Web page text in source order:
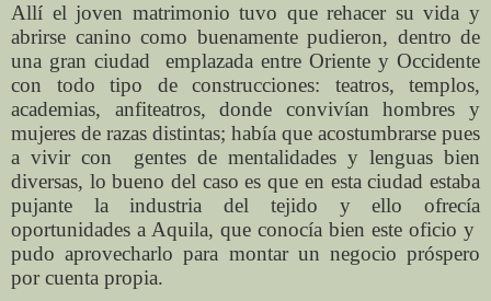
Allí el joven matrimonio tuvo que rehacer su vida y
abrirse canino como buenamente pudieron, dentro de
una gran ciudad
emplazada entre Oriente y Occidente
con todo tipo de construcciones: teatros, templos,
academias, anfiteatros, donde convivían hombres y
mujeres de razas distintas; había que acostumbrarse pues
a vivir con
gentes de mentalidades y lenguas bien
diversas, lo bueno del caso es que en esta ciudad estaba
pujante la industria del tejido y ello ofrecía
oportunidades a Aquila, que conocía bien este oficio y
pudo aprovecharlo para montar un negocio próspero
por cuenta propia.